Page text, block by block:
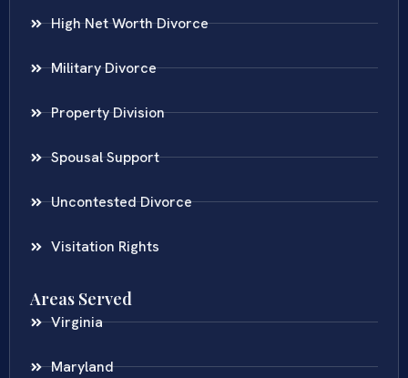
High Net Worth Divorce
Military Divorce
Property Division
Spousal Support
Uncontested Divorce
Visitation Rights
Areas Served
Virginia
Maryland